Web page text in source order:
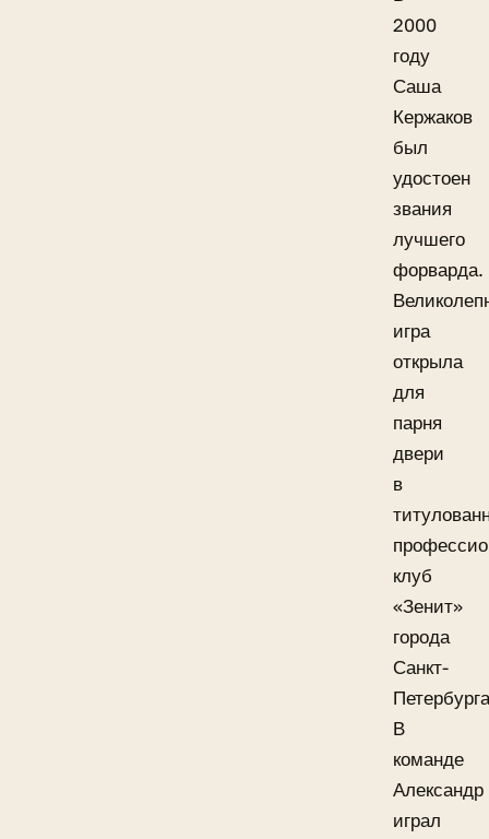
2000
году
Саша
Кержаков
был
удостоен
звания
лучшего
форварда.
игра
открыла
для
парня
двери
в
клуб
«Зенит»
города
Санкт-
В
команде
Александр
играл